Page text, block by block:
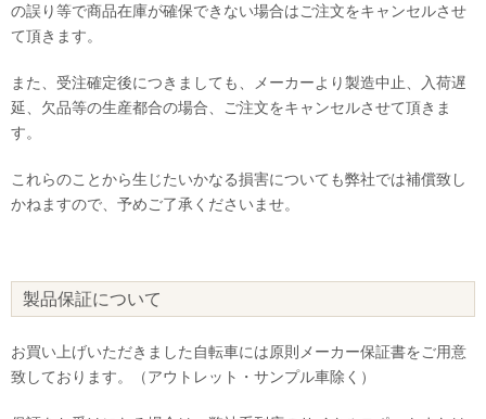
の誤り等で商品在庫が確保できない場合はご注文をキャンセルさせ
て頂きます。
また、受注確定後につきましても、メーカーより製造中止、入荷遅
延、欠品等の生産都合の場合、ご注文をキャンセルさせて頂きま
す。
これらのことから生じたいかなる損害についても弊社では補償致し
かねますので、予めご了承くださいませ。
製品保証について
お買い上げいただきました自転車には原則メーカー保証書をご用意
致しております。（アウトレット・サンプル車除く）